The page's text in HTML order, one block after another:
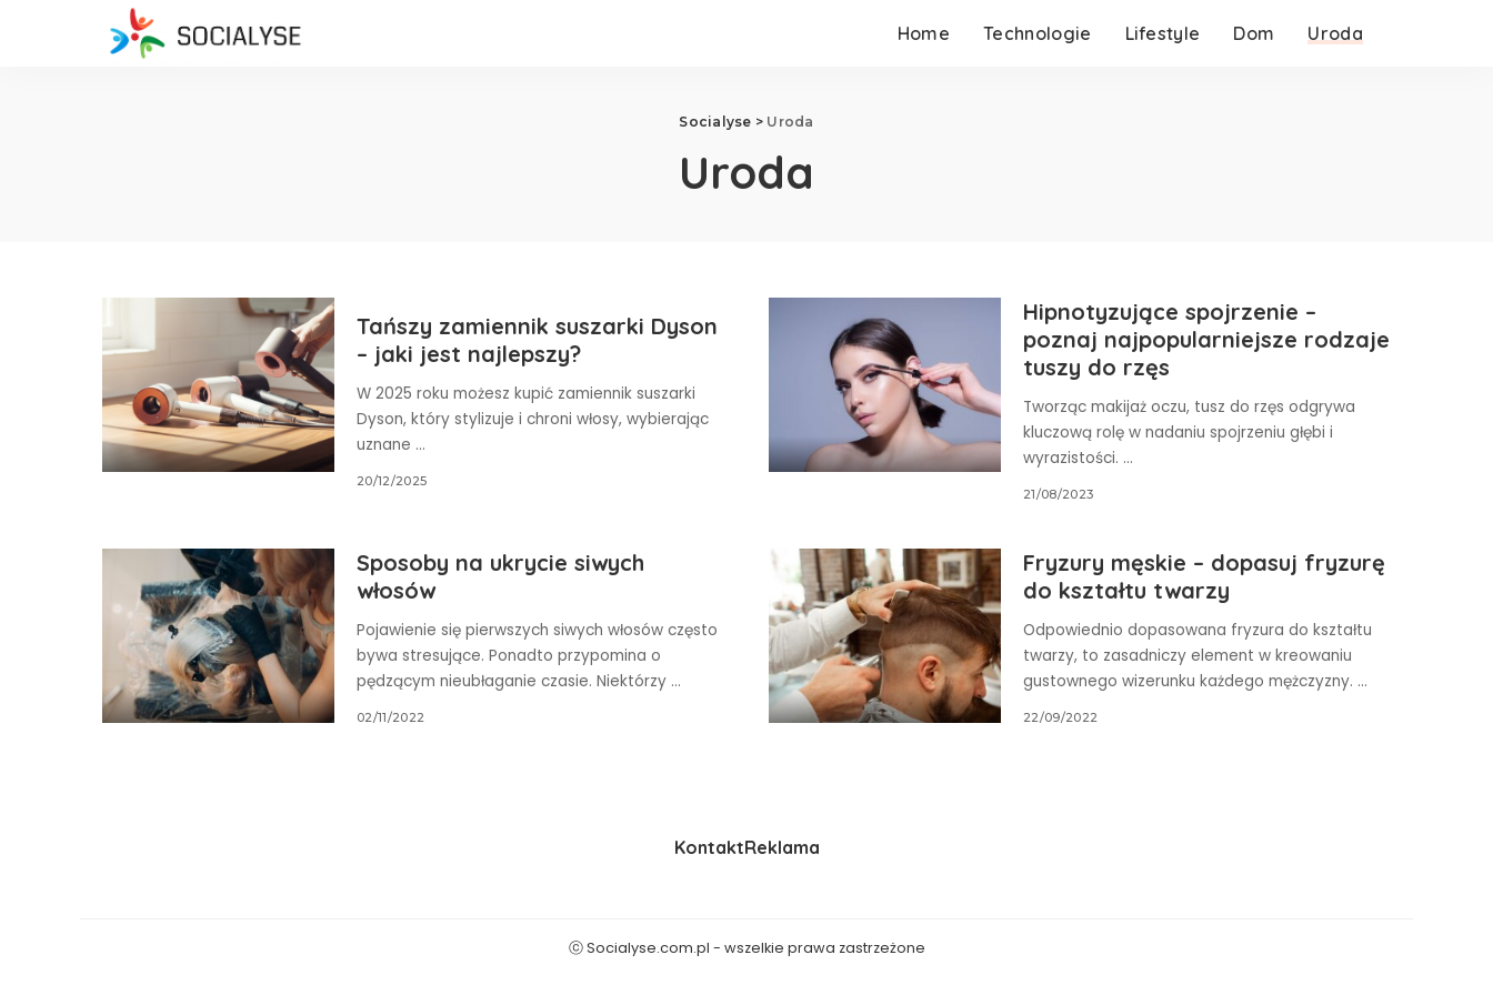
Home Technologie Lifestyle Dom Uroda
Socialyse > Uroda
Uroda
Tańszy zamiennik suszarki Dyson
– jaki jest najlepszy?
W 2025 roku możesz kupić zamiennik suszarki
Dyson, który stylizuje i chroni włosy, wybierając
uznane ...
20/12/2025
Hipnotyzujące spojrzenie –
poznaj najpopularniejsze rodzaje
tuszy do rzęs
Tworząc makijaż oczu, tusz do rzęs odgrywa
kluczową rolę w nadaniu spojrzeniu głębi i
wyrazistości. ...
21/08/2023
Sposoby na ukrycie siwych
włosów
Pojawienie się pierwszych siwych włosów często
bywa stresujące. Ponadto przypomina o
pędzącym nieubłaganie czasie. Niektórzy ...
02/11/2022
Fryzury męskie – dopasuj fryzurę
do kształtu twarzy
Odpowiednio dopasowana fryzura do kształtu
twarzy, to zasadniczy element w kreowaniu
gustownego wizerunku każdego mężczyzny. ...
22/09/2022
KontaktReklama
ⓒ Socialyse.com.pl - wszelkie prawa zastrzeżone